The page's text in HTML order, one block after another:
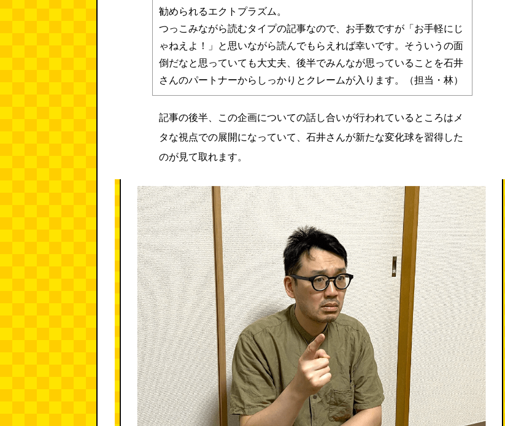
勧められるエクトプラズム。
つっこみながら読むタイプの記事なので、お手数ですが「お手軽にじ
ゃねえよ！」と思いながら読んでもらえれば幸いです。そういうの面
倒だなと思っていても大丈夫、後半でみんなが思っていることを石井
さんのパートナーからしっかりとクレームが入ります。（担当・林）
記事の後半、この企画についての話し合いが行われているところはメ
タな視点での展開になっていて、石井さんが新たな変化球を習得した
のが見て取れます。